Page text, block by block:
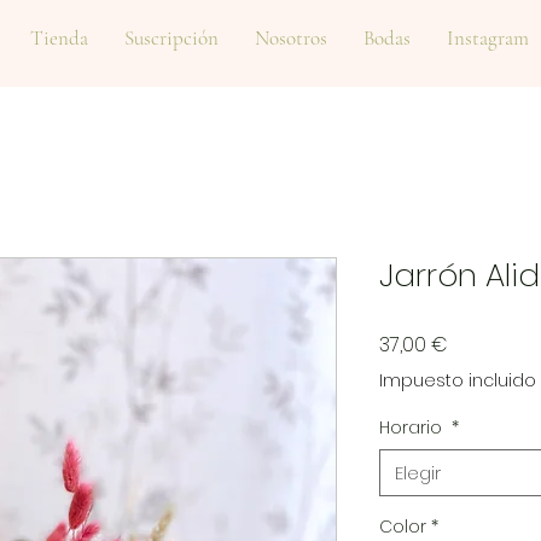
Tienda Suscripción Nosotros Bodas Instagram
Jarrón
37,00 €
Impuesto incluido
Horario *
Elegir
Color *